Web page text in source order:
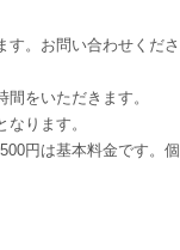
。お問い合わせくださ
をいただきます。
ります。
円は基本料金です。個